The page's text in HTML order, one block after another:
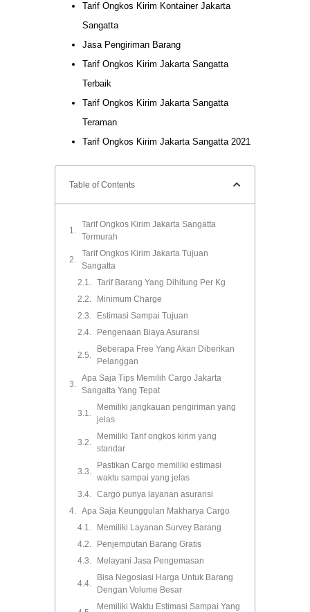
Tarif Ongkos Kirim Kontainer Jakarta
Sangatta
Jasa Pengiriman Barang
Tarif Ongkos Kirim Jakarta Sangatta
Terbaik
Tarif Ongkos Kirim Jakarta Sangatta
Teraman
Tarif Ongkos Kirim Jakarta Sangatta 2021
Table of Contents
Tarif Ongkos Kirim Jakarta Sangatta
Termurah
Tarif Ongkos Kirim Jakarta Tujuan
Sangatta
Tarif Barang Yang Dihitung Per Kg
Minimum Charge
Estimasi Sampai Tujuan
Pengenaan Biaya Asuransi
Beberapa Free Yang Akan Diberikan
Pelanggan
Apa Saja Tips Memilih Cargo Jakarta
Sangatta Yang Tepat
Memiliki jangkauan pengiriman yang
jelas
Memiliki Tarif ongkos kirim yang
standar
Pastikan Cargo memiliki estimasi
waktu sampai yang jelas
Cargo punya layanan asuransi
Apa Saja Keunggulan Makharya Cargo
Memiliki Layanan Survey Barang
Penjemputan Barang Gratis
Melayani Jasa Pengemasan
Bisa Negosiasi Harga Untuk Barang
Dengan Volume Besar
Memiliki Waktu Estimasi Sampai Yang